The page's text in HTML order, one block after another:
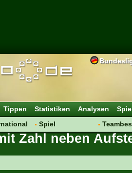
Tippen Statistiken Analysen
Spiel
Regeln & Tipps
Zahl neben